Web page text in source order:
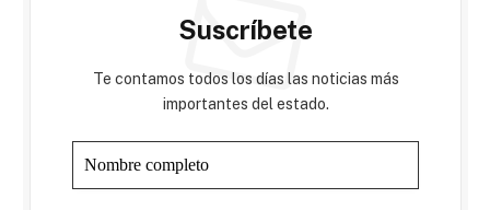
Suscríbete
Te contamos todos los días las noticias más
importantes del estado.